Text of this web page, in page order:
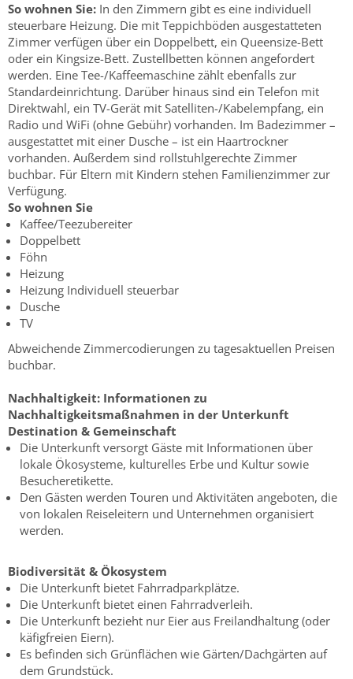
So wohnen Sie: In den Zimmern gibt es eine individuell
steuerbare Heizung. Die mit Teppichböden ausgestatteten
Zimmer verfügen über ein Doppelbett, ein Queensize-Bett
oder ein Kingsize-Bett. Zustellbetten können angefordert
werden. Eine Tee-/Kaffeemaschine zählt ebenfalls zur
Standardeinrichtung. Darüber hinaus sind ein Telefon mit
Direktwahl, ein TV-Gerät mit Satelliten-/Kabelempfang, ein
Radio und WiFi (ohne Gebühr) vorhanden. Im Badezimmer –
ausgestattet mit einer Dusche – ist ein Haartrockner
vorhanden. Außerdem sind rollstuhlgerechte Zimmer
buchbar. Für Eltern mit Kindern stehen Familienzimmer zur
Verfügung.
So wohnen Sie
Kaffee/Teezubereiter
Doppelbett
Föhn
Heizung
Heizung Individuell steuerbar
Dusche
TV
Abweichende Zimmercodierungen zu tagesaktuellen Preisen
buchbar.
Nachhaltigkeit: Informationen zu
Nachhaltigkeitsmaßnahmen in der Unterkunft
Destination & Gemeinschaft
Die Unterkunft versorgt Gäste mit Informationen über
lokale Ökosysteme, kulturelles Erbe und Kultur sowie
Besucheretikette.
Den Gästen werden Touren und Aktivitäten angeboten, die
von lokalen Reiseleitern und Unternehmen organisiert
werden.
Biodiversität & Ökosystem
Die Unterkunft bietet Fahrradparkplätze.
Die Unterkunft bietet einen Fahrradverleih.
Die Unterkunft bezieht nur Eier aus Freilandhaltung (oder
käfigfreien Eiern).
Es befinden sich Grünflächen wie Gärten/Dachgärten auf
dem Grundstück.